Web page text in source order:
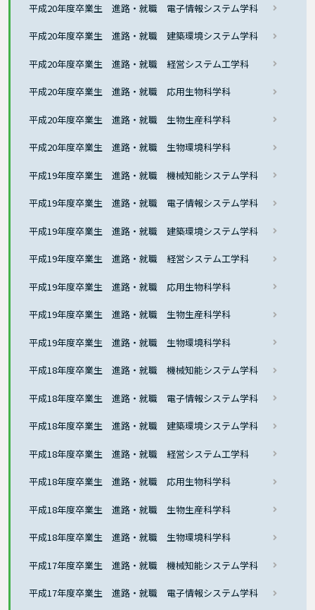
平成20年度卒業生 進路・就職 電子情報システム学科
平成20年度卒業生 進路・就職 建築環境システム学科
平成20年度卒業生 進路・就職 経営システム工学科
平成20年度卒業生 進路・就職 応用生物科学科
平成20年度卒業生 進路・就職 生物生産科学科
平成20年度卒業生 進路・就職 生物環境科学科
平成19年度卒業生 進路・就職 機械知能システム学科
平成19年度卒業生 進路・就職 電子情報システム学科
平成19年度卒業生 進路・就職 建築環境システム学科
平成19年度卒業生 進路・就職 経営システム工学科
平成19年度卒業生 進路・就職 応用生物科学科
平成19年度卒業生 進路・就職 生物生産科学科
平成19年度卒業生 進路・就職 生物環境科学科
平成18年度卒業生 進路・就職 機械知能システム学科
平成18年度卒業生 進路・就職 電子情報システム学科
平成18年度卒業生 進路・就職 建築環境システム学科
平成18年度卒業生 進路・就職 経営システム工学科
平成18年度卒業生 進路・就職 応用生物科学科
平成18年度卒業生 進路・就職 生物生産科学科
平成18年度卒業生 進路・就職 生物環境科学科
平成17年度卒業生 進路・就職 機械知能システム学科
平成17年度卒業生 進路・就職 電子情報システム学科